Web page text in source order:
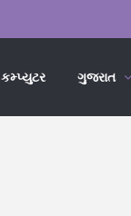
કમ્પ્યુટર ગુજરાત